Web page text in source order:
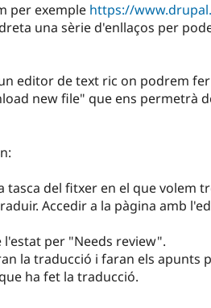
per exemple https://
una sèrie d'enllaços per
editor de text ric on podrem
new file" que ens permetrà
tasca del fitxer en el que volem
Accedir a la pàgina amb
per "Needs review".
la traducció i faran els apunts
ha fet la traducció.